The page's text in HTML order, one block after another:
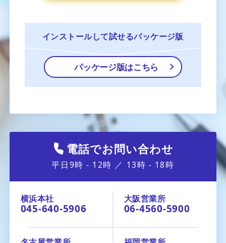
インストールして試せるパッケージ版
パッケージ版はこちら
電話でお問い合わせ
平日9時 - 12時 ／ 13時 - 18時
横浜本社
045-640-5906
大阪営業所
06-4560-5900